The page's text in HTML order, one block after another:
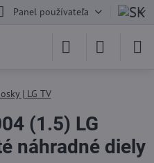
Panel používateľa
| LG TV
(1.5) LG
náhradné diely